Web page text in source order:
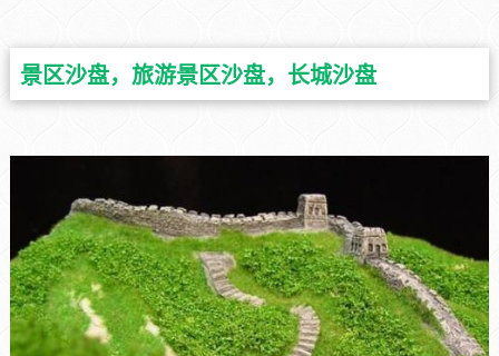
景区沙盘，旅游景区沙盘，长城沙盘